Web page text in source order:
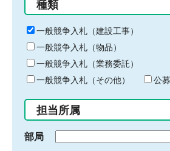
る
キ
ー
ワ
ー
ド
入
力
種類
一般競争入札（建設工事）
一般競争入札（物品）
一般競争入札（業務委託）
一般競争入札（その他）
公
担当所属
部局